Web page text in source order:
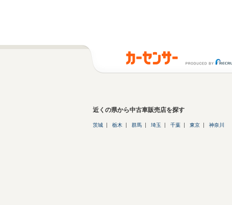
近くの県から中古車販売店を探す
茨城 栃木 群馬 埼玉 千葉 東京 神奈川